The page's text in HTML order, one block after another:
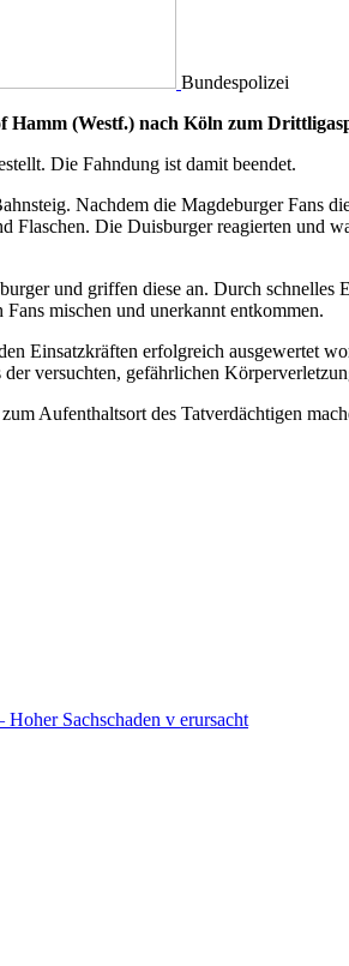
Bundespolizei
(Westf.) nach Köln zum
Die Fahndung ist damit beendet.
Nachdem die Magdeburger Fans
Die Duisburger reagierten und
und griffen diese an. Durch
mischen und unerkannt entkommen.
Einsatzkräften erfolgreich ausgewertet
versuchten, gefährlichen
Aufenthaltsort des Tatverdächtigen
Sachschaden v erursacht